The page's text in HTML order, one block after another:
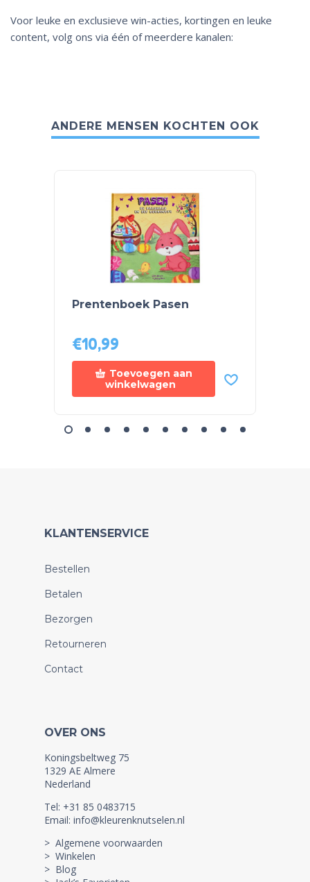
Voor leuke en exclusieve win-acties, kortingen en leuke
content, volg ons via één of meerdere kanalen:
ANDERE MENSEN KOCHTEN OOK
Prentenboek Pasen
€10,99
Toevoegen aan
winkelwagen
KLANTENSERVICE
Bestellen
Betalen
Bezorgen
Retourneren
Contact
OVER ONS
Koningsbeltweg 75
1329 AE Almere
Nederland
Tel: +31 85 0483715
Email: info@kleurenknutselen.nl
> Algemene voorwaarden
> Winkelen
> Blog